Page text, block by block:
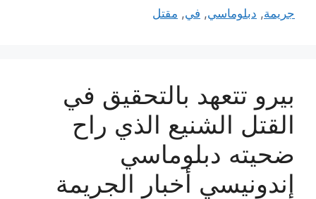
جريمة, دبلوماسي, في, مقتل
بيرو تتعهد بالتحقيق في
القتل الشنيع الذي راح
ضحيته دبلوماسي
إندونيسي أخبار الجريمة